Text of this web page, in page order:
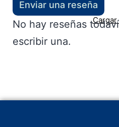
Cargar
Enviar una reseña
No hay reseñas
escribir una.